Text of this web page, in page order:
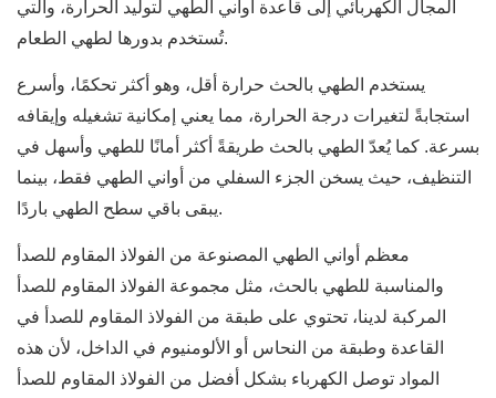
المجال الكهربائي إلى قاعدة أواني الطهي لتوليد الحرارة، والتي
تُستخدم بدورها لطهي الطعام.
يستخدم الطهي بالحث حرارة أقل، وهو أكثر تحكمًا، وأسرع
استجابةً لتغيرات درجة الحرارة، مما يعني إمكانية تشغيله وإيقافه
بسرعة. كما يُعدّ الطهي بالحث طريقةً أكثر أمانًا للطهي وأسهل في
التنظيف، حيث يسخن الجزء السفلي من أواني الطهي فقط، بينما
يبقى باقي سطح الطهي باردًا.
معظم أواني الطهي المصنوعة من الفولاذ المقاوم للصدأ
والمناسبة للطهي بالحث، مثل مجموعة الفولاذ المقاوم للصدأ
المركبة لدينا، تحتوي على طبقة من الفولاذ المقاوم للصدأ في
القاعدة وطبقة من النحاس أو الألومنيوم في الداخل، لأن هذه
المواد توصل الكهرباء بشكل أفضل من الفولاذ المقاوم للصدأ